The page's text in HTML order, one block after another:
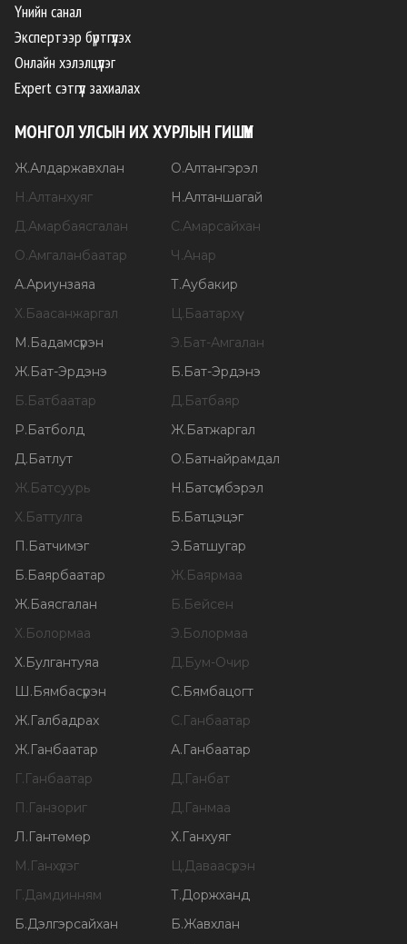
Үнийн санал
Экспертээр бүртгүүлэх
Онлайн хэлэлцүүлэг
Expert сэтгүүл захиалах
МОНГОЛ УЛСЫН ИХ ХУРЛЫН ГИШҮҮН
Ж.Алдаржавхлан О.Алтангэрэл
Н .Алтанхуяг Н .Алтаншагай
Д.Амарбаясгалан С.Амарсайхан
О.Амгаланбаатар Ч .Анар
А.Ариунзаяа Т.Аубакир
Х. Баасанжаргал Ц. Баатархүү
М . Бадамсүрэн Э. Бат-Амгалан
Ж. Бат-Эрдэнэ Б. Бат-Эрдэнэ
Б. Батбаатар Д. Батбаяр
Р. Батболд Ж. Батжаргал
Д. Батлут О. Батнайрамдал
Ж. Батсуурь Н . Батсүмбэрэл
Х. Баттулга Б. Батцэцэг
П . Батчимэг Э. Батшугар
Б. Баярбаатар Ж. Баярмаа
Ж. Баясгалан Б. Бейсен
Х. Болормаа Э. Болормаа
Х. Булгантуяа Д. Бум-Очир
Ш . Бямбасүрэн С. Бямбацогт
Ж. Галбадрах С. Ганбаатар
Ж. Ганбаатар А. Ганбаатар
Г. Ганбаатар Д. Ганбат
П . Ганзориг Д. Ганмаа
Л . Гантөмөр Х. Ганхуяг
М . Ганхүлэг Ц.Даваасүрэн
Г.Дамдинням Т.Доржханд
Б.Дэлгэрсайхан Б.Жавхлан